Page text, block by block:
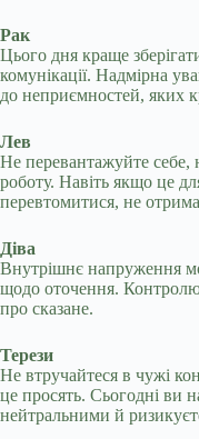
Рак
Цього дня краще
комунікації. Надмірна
до неприємностей, яких
Лев
Не перевантажуйте себе,
роботу. Навіть якщо це
перевтомитися, не
Діва
Внутрішнє напруження
щодо оточення.
про сказане.
Терези
Не втручайтеся в чужі
це просять. Сьогодні ви
нейтральними й